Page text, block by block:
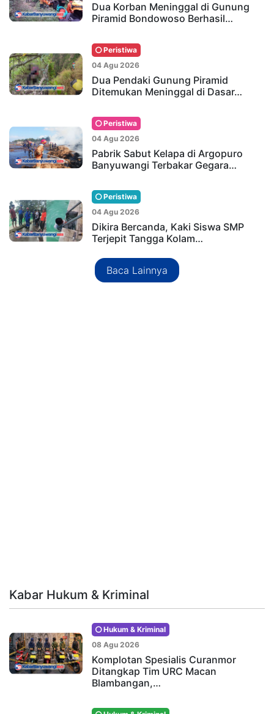
Dua Korban Meninggal di Gunung
Piramid Bondowoso Berhasil…
Peristiwa
04 Agu 2026
Dua Pendaki Gunung Piramid
Ditemukan Meninggal di Dasar…
Peristiwa
04 Agu 2026
Pabrik Sabut Kelapa di Argopuro
Banyuwangi Terbakar Gegara…
Peristiwa
04 Agu 2026
Dikira Bercanda, Kaki Siswa SMP
Terjepit Tangga Kolam…
Baca Lainnya
Kabar Hukum & Kriminal
Hukum & Kriminal
08 Agu 2026
Komplotan Spesialis Curanmor
Ditangkap Tim URC Macan
Blambangan,…